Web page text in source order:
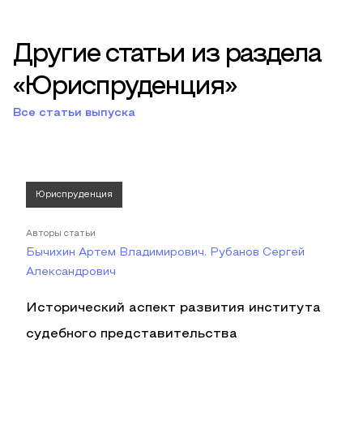
Другие статьи из раздела
«Юриспруденция»
Все статьи выпуска
Юриспруденция
Авторы статьи
Бычихин Артем Владимирович, Рубанов Сергей
Александрович
Исторический аспект развития института
судебного представительства